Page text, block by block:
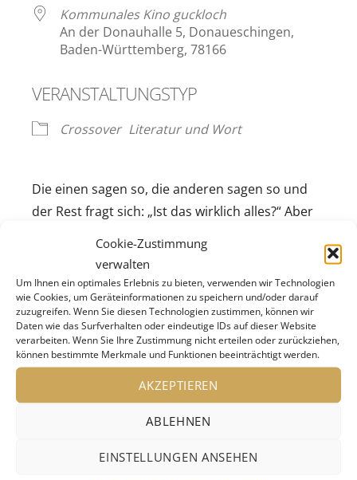
Cookie-Zustimmung
verwalten
Um Ihnen ein optimales Erlebnis zu bieten, verwenden wir Technologien
wie Cookies, um Geräteinformationen zu speichern und/oder darauf
zuzugreifen. Wenn Sie diesen Technologien zustimmen, können wir
Daten wie das Surfverhalten oder eindeutige IDs auf dieser Website
verarbeiten. Wenn Sie Ihre Zustimmung nicht erteilen oder zurückziehen,
können bestimmte Merkmale und Funktionen beeinträchtigt werden.
AKZEPTIEREN
ABLEHNEN
EINSTELLUNGEN ANSEHEN
Kommunales Kino guckloch
An der Donauhalle 5, Donaueschingen,
Baden-Württemberg, 78166
VERANSTALTUNGSTYP
Crossover Literatur und Wort
Die einen sagen so, die anderen sagen so und
der Rest fragt sich: „Ist das wirklich alles?“ Aber
oder Weiß“ und nichts mehr dazwischen. Jung
gegen Alt, Stadt gegen Land, West gegen Ost
und immer Kopf gegen Wand.
Doch wie gut, dass es HG.Butzko gibt, den
Erfinder des Kumpelkabaretts, ausgezeichnet
mit allen bedeutenden Kleinkunstpreisen und
Schnickschnack, kein Gedöns! Und in einer Zeit,